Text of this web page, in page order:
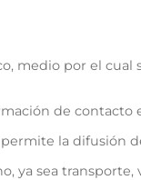
medio por el
de
la difusión
ya sea